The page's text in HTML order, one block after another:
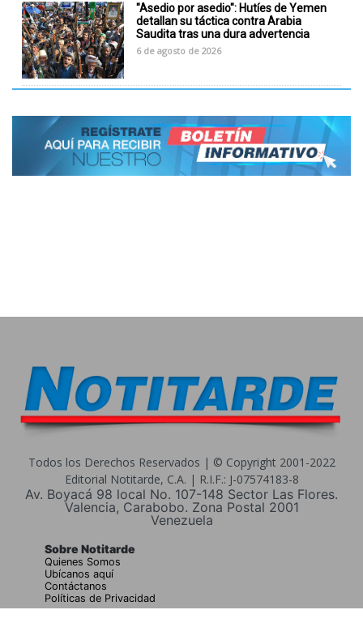
"Asedio por asedio": Hutíes de Yemen
detallan su táctica contra Arabia
Saudita tras una dura advertencia
6 de agosto de 2026
Todos los Derechos Reservados | © Copyright 2001-2022
Editorial Notitarde, C.A. | R.I.F.: J-07574183-8
Av. Boyacá 98 local No. 107-148 Sector Las Flores.
Valencia, Carabobo. Zona Postal 2001
Venezuela
Sobre Notitarde
Quienes Somos
Ubícanos aquí
Contáctanos
Políticas de Privacidad